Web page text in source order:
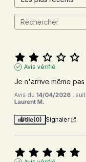
Avis vérifié
Je n'arrive même pas
Avis du14/04/2026 ,
Laurent M.
Utile(0) Signaler